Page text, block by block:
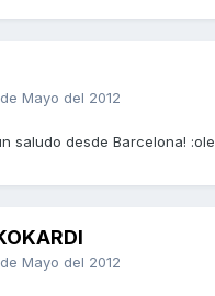
Mayo del 2012
saludo desde Barcelona! :ole
Mayo del 2012